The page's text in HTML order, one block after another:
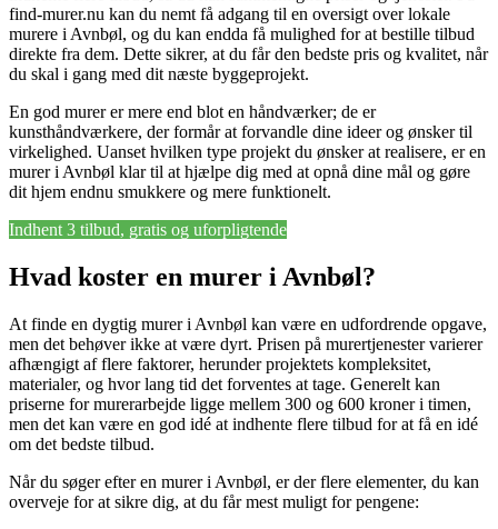
find-murer.nu kan du nemt få adgang til en oversigt over lokale
murere i Avnbøl, og du kan endda få mulighed for at bestille tilbud
direkte fra dem. Dette sikrer, at du får den bedste pris og kvalitet, når
du skal i gang med dit næste byggeprojekt.
En god murer er mere end blot en håndværker; de er
kunsthåndværkere, der formår at forvandle dine ideer og ønsker til
virkelighed. Uanset hvilken type projekt du ønsker at realisere, er en
murer i Avnbøl klar til at hjælpe dig med at opnå dine mål og gøre
dit hjem endnu smukkere og mere funktionelt.
Indhent 3 tilbud, gratis og uforpligtende
Hvad koster en murer i Avnbøl?
At finde en dygtig murer i Avnbøl kan være en udfordrende opgave,
men det behøver ikke at være dyrt. Prisen på murertjenester varierer
afhængigt af flere faktorer, herunder projektets kompleksitet,
materialer, og hvor lang tid det forventes at tage. Generelt kan
priserne for murerarbejde ligge mellem 300 og 600 kroner i timen,
men det kan være en god idé at indhente flere tilbud for at få en idé
om det bedste tilbud.
Når du søger efter en murer i Avnbøl, er der flere elementer, du kan
overveje for at sikre dig, at du får mest muligt for pengene: